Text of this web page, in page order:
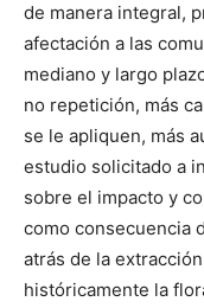
de manera integral,
afectación a las
mediano y largo
no repetición, más
se le apliquen, más
estudio solicitado a
sobre el impacto y
como consecuencia
atrás de la
históricamente la